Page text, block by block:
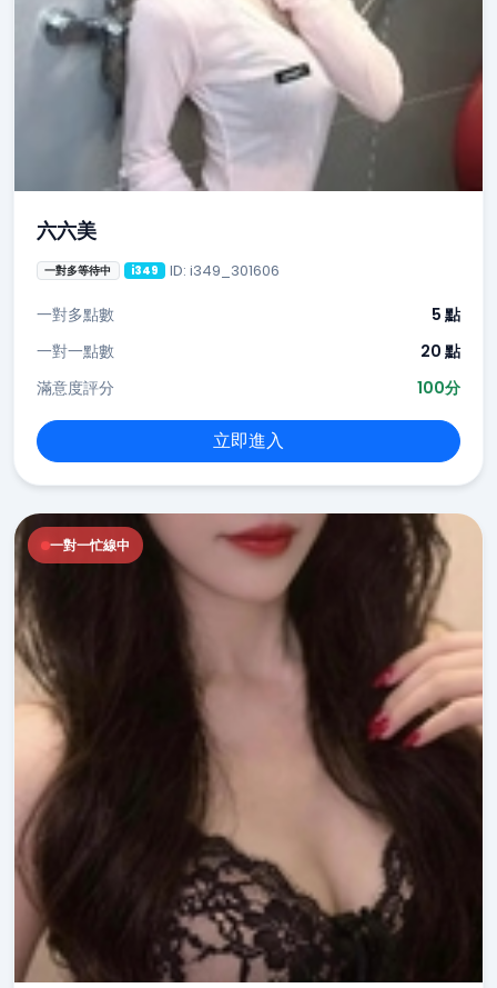
六六美
一對多等待中 i349 ID: i349_301606
一對多點數
5 點
一對一點數
20 點
滿意度評分
100分
立即進入
一對一忙線中